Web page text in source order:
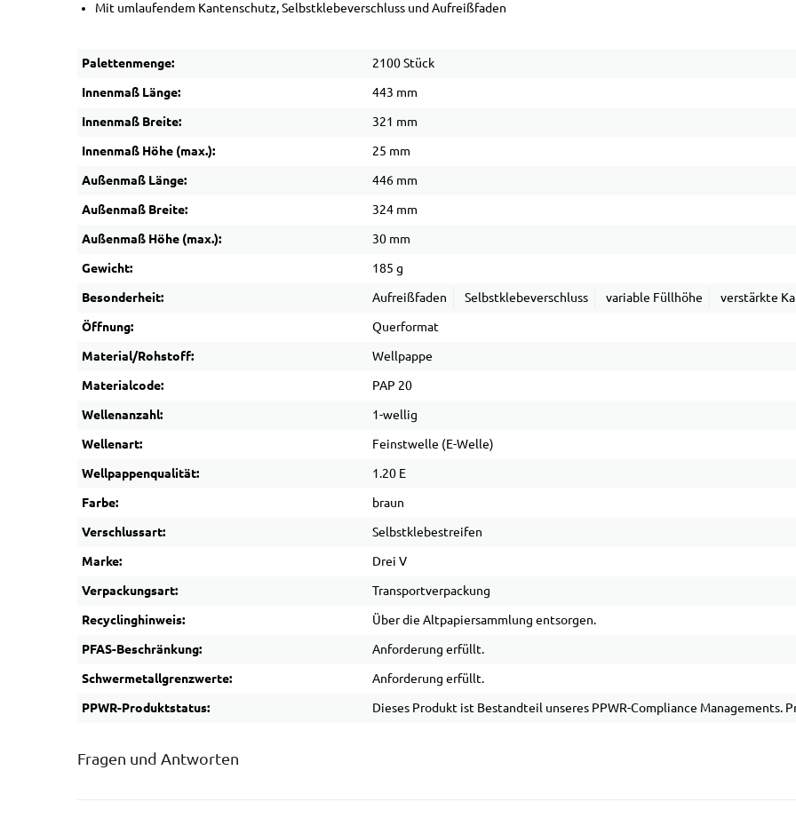
Mit umlaufendem Kantenschutz, Selbstklebeverschluss und Aufreißfaden
Palettenmenge: 2100 Stück
Innenmaß Länge: 443 mm
Innenmaß Breite: 321 mm
Innenmaß Höhe (max.): 25 mm
Außenmaß Länge: 446 mm
Außenmaß Breite: 324 mm
Außenmaß Höhe (max.): 30 mm
Gewicht: 185 g
Besonderheit: Aufreißfaden Selbstklebeverschluss variable Füllhöhe verstärkte
Öffnung: Querformat
Material/Rohstoff: Wellpappe
Materialcode: PAP 20
Wellenanzahl: 1-wellig
Wellenart: Feinstwelle (E-Welle)
Wellpappenqualität: 1.20 E
Farbe: braun
Verschlussart: Selbstklebestreifen
Marke: Drei V
Verpackungsart: Transportverpackung
Recyclinghinweis: Über die Altpapiersammlung entsorgen.
PFAS-Beschränkung: Anforderung erfüllt.
Schwermetallgrenzwerte: Anforderung erfüllt.
PPWR-Produktstatus: Dieses Produkt ist Bestandteil unseres PPWR-Compliance
Fragen und Antworten